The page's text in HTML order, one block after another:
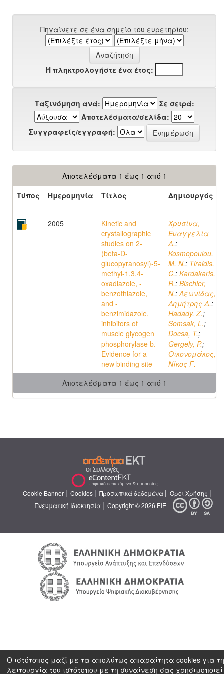
Πηγαίνετε σε ένα σημείο του ευρετηρίου:
Ή πληκτρολογήστε ένα έτος:
Ταξινόμηση ανά:
Σε σειρά:
Αποτελέσματα/σελίδα:
Συγγραφείς/εγγραφή:
Αποτελέσματα 1 έως 1 από 1
Τύπος
Ημερομηνία Τίτλος Δημιουργός
2005
Kinetic and
crystallographic
studies on 2-
(beta-D-
glucopyranosyl)-5-
methyl-1,3,4-
oxadiazole, -
benzothiazole,
and -
benzimidazole,
inhibitors of
muscle glycogen
phosphorylase b.
Evidence for a
new binding site
Χρυσίνα,
Ευαγγελία
Δ.;
Kosmopoulou,
M. N.; Tiraidis,
C.; Kardakaris,
R.; Bischler,
N.;Λεωνίδας,
Δημήτρης Δ.;
Hadady, Z.;
Somsak, L.;
Docsa, T.;
Gergely, P.;
Οικονομάκος,
Νίκος Γ.
Αποτελέσματα 1 έως 1 από 1
Cookie Banner | Cookies | Προσωπικά δεδομένα | Όροι Χρήσης |
Πνευματική Ιδιοκτησία | Copyright © 2026 ΕΙΕ
Ο ιστότοπος μαζί με τα απολύτως απαραίτητα cookies για
λειτουργία του ιστότοπου με τη συναίνεση σας